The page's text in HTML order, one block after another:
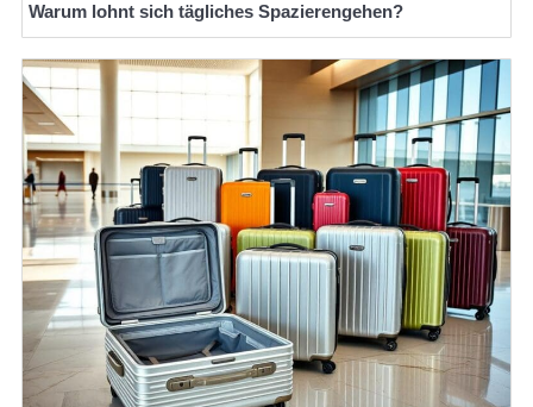
Warum lohnt sich tägliches Spazierengehen?